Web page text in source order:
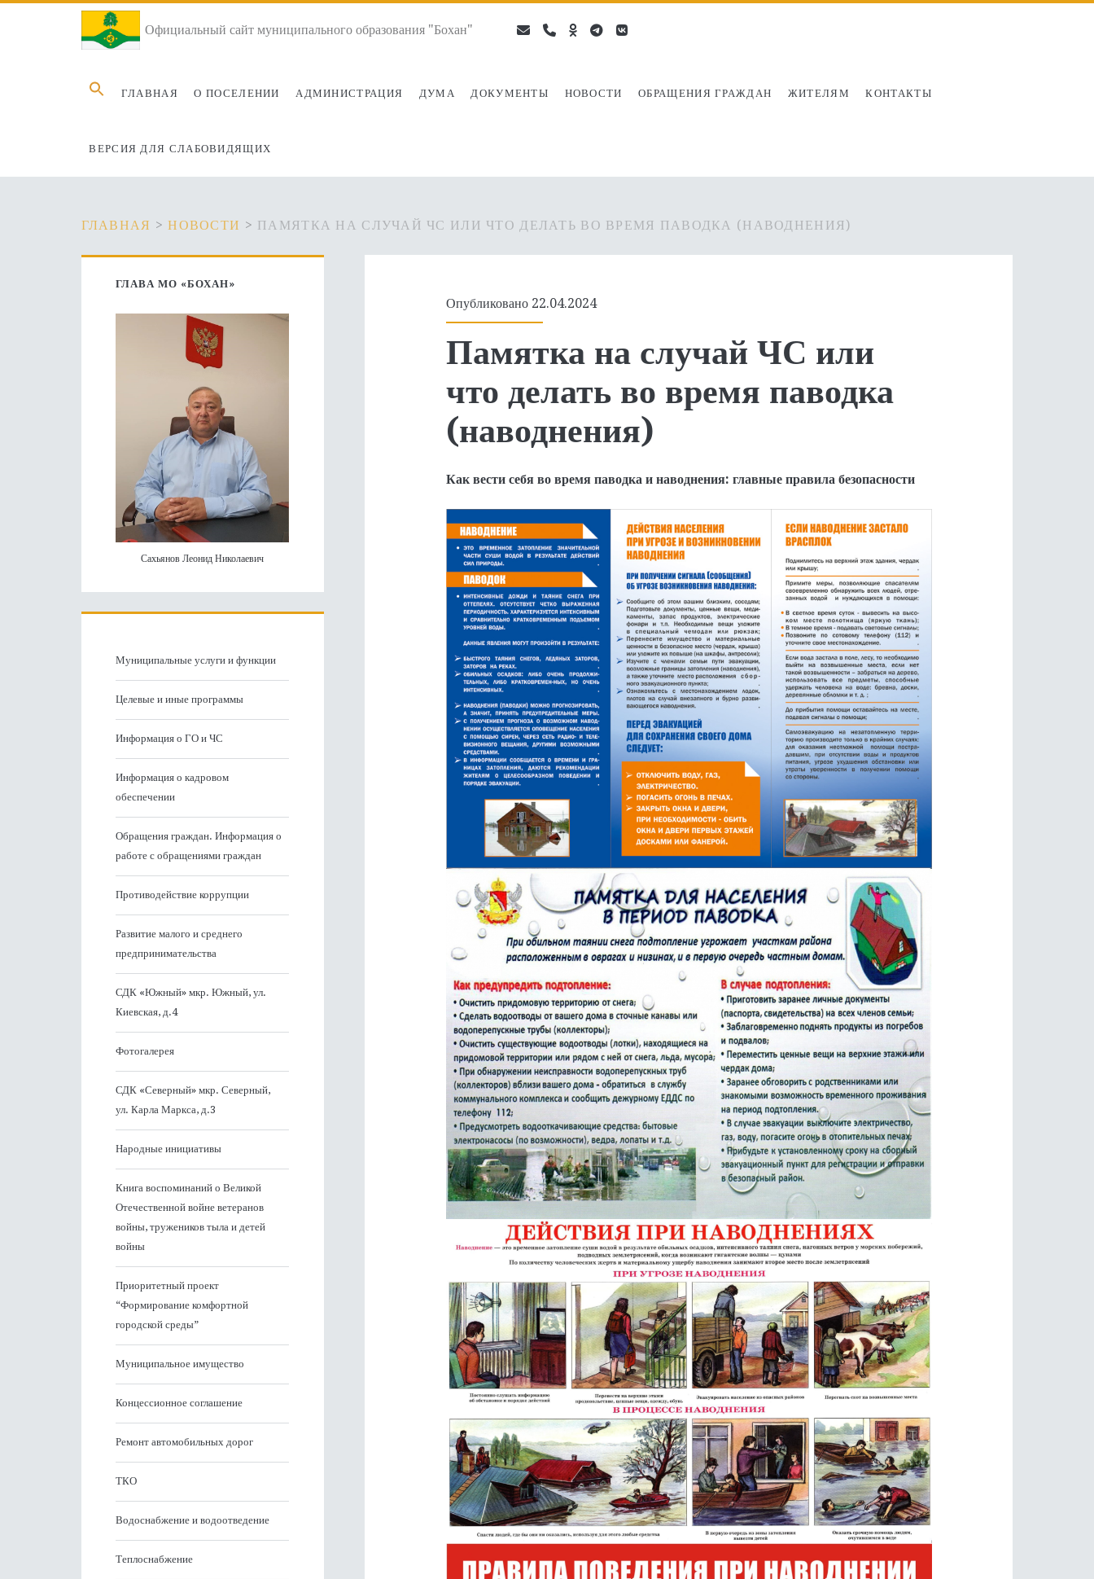
Официальный сайт муниципального образования "Бохан"
Search
for:
ГЛАВНАЯ О ПОСЕЛЕНИИ АДМИНИСТРАЦИЯ ДУМА ДОКУМЕНТЫ НОВОСТИ ОБРАЩЕНИЯ ГРАЖДАН ЖИТЕЛЯМ КОНТАКТЫ
ВЕРСИЯ ДЛЯ СЛАБОВИДЯЩИХ
emailphone
ok- telegram
vk
ГЛАВНАЯ >НОВОСТИ > ПАМЯТКА НА СЛУЧАЙ ЧС ИЛИ ЧТО ДЕЛАТЬ ВО ВРЕМЯ ПАВОДКА (НАВОДНЕНИЯ)
Опубликовано 22.04.2024
Памятка на случай ЧС или
что делать во время паводка
(наводнения)
Как вести себя во время паводка и наводнения: главные правила безопасности
Основная
боковая
ГЛАВА МО «БОХАН»
Сахьянов Леонид Николаевич
Муниципальные услуги и функции
Целевые и иные программы
Информация о ГО и ЧС
Информация о кадровом
обеспечении
Обращения граждан. Информация о
работе с обращениями граждан
Противодействие коррупции
Развитие малого и среднего
предпринимательства
СДК «Южный» мкр. Южный, ул.
Киевская, д.4
Фотогалерея
СДК «Северный» мкр. Северный,
ул. Карла Маркса, д.3
Народные инициативы
Книга воспоминаний о Великой
Отечественной войне ветеранов
войны, тружеников тыла и детей
войны
Приоритетный проект
“Формирование комфортной
городской среды”
Муниципальное имущество
Концессионное соглашение
Ремонт автомобильных дорог
ТКО
Водоснабжение и водоотведение
Теплоснабжение